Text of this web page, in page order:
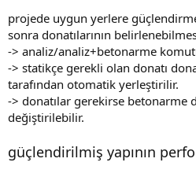
projede uygun yerlere
sonra donatılarının
-> analiz/analiz+betonarme
-> statikçe gerekli olan donatı
tarafından otomatik yerleştirilir.
-> donatılar gerekirse betonarme
değiştirilebilir.
güçlendirilmiş yapının